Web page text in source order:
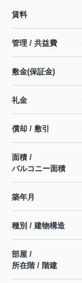
賃料
管理 / 共益費
敷金(保証金)
礼金
償却 / 敷引
面積 /
バルコニー面積
築年月
種別 / 建物構造
部屋 /
所在階 / 階建